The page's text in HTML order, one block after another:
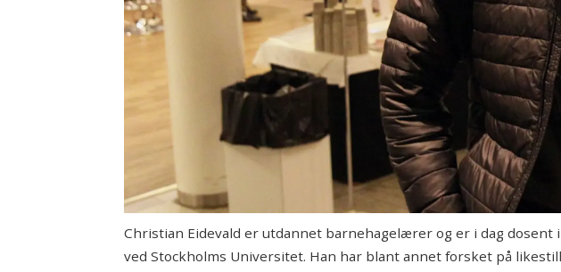
Christian Eidevald er utdannet barnehagelærer og er i dag
ved Stockholms Universitet. Han har blant annet forsket på